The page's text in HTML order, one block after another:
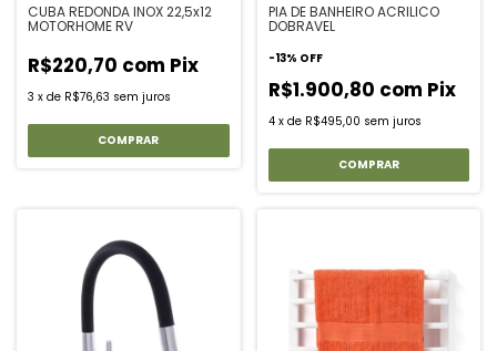
CUBA REDONDA INOX 22,5x12
MOTORHOME RV
R$220,70 com Pix
3 x de R$76,63 sem juros
PIA DE BANHEIRO ACRILICO
DOBRAVEL
-13% OFF
R$1.900,80 com Pix
4 x de R$495,00 sem juros